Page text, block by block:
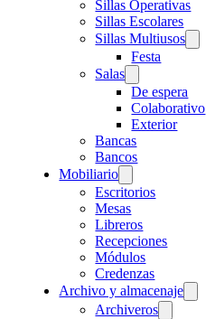
Sillas Operativas
Sillas Escolares
Sillas Multiusos
Festa
Salas
De espera
Colaborativo
Exterior
Bancas
Bancos
Mobiliario
Escritorios
Mesas
Libreros
Recepciones
Módulos
Credenzas
Archivo y almacenaje
Archiveros